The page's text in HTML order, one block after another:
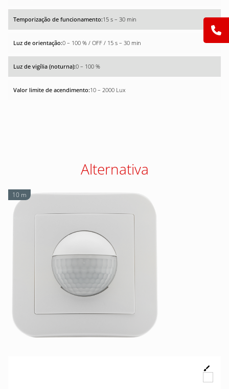
15 s – 30 min
0 – 100 % / OFF / 15 s – 30 min
0 – 100 %
10 – 2000 Lux
Alternativa
10 m